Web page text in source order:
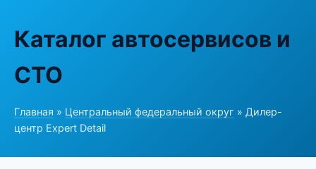
Каталог автосервисов и
СТО
Главная » Центральный федеральный округ » Дилер-
центр Expert Detail